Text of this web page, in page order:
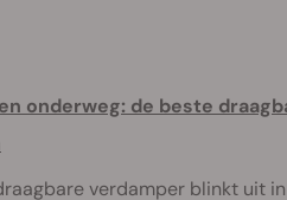
onderweg: de beste
verdamper blinkt uit